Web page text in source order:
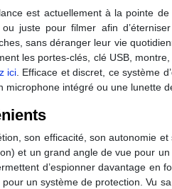
est actuellement à la pointe
juste pour filmer afin
sans déranger leur vie
les portes-clés, clé USB,
ici. Efficace et discret, ce système
intégré ou une lunette
son efficacité, son autonomie
et un grand angle de vue pour
d’espionner davantage en
un système de protection. Vu